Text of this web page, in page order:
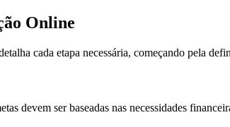
Online
cada etapa necessária, começando pela
devem ser baseadas nas necessidades